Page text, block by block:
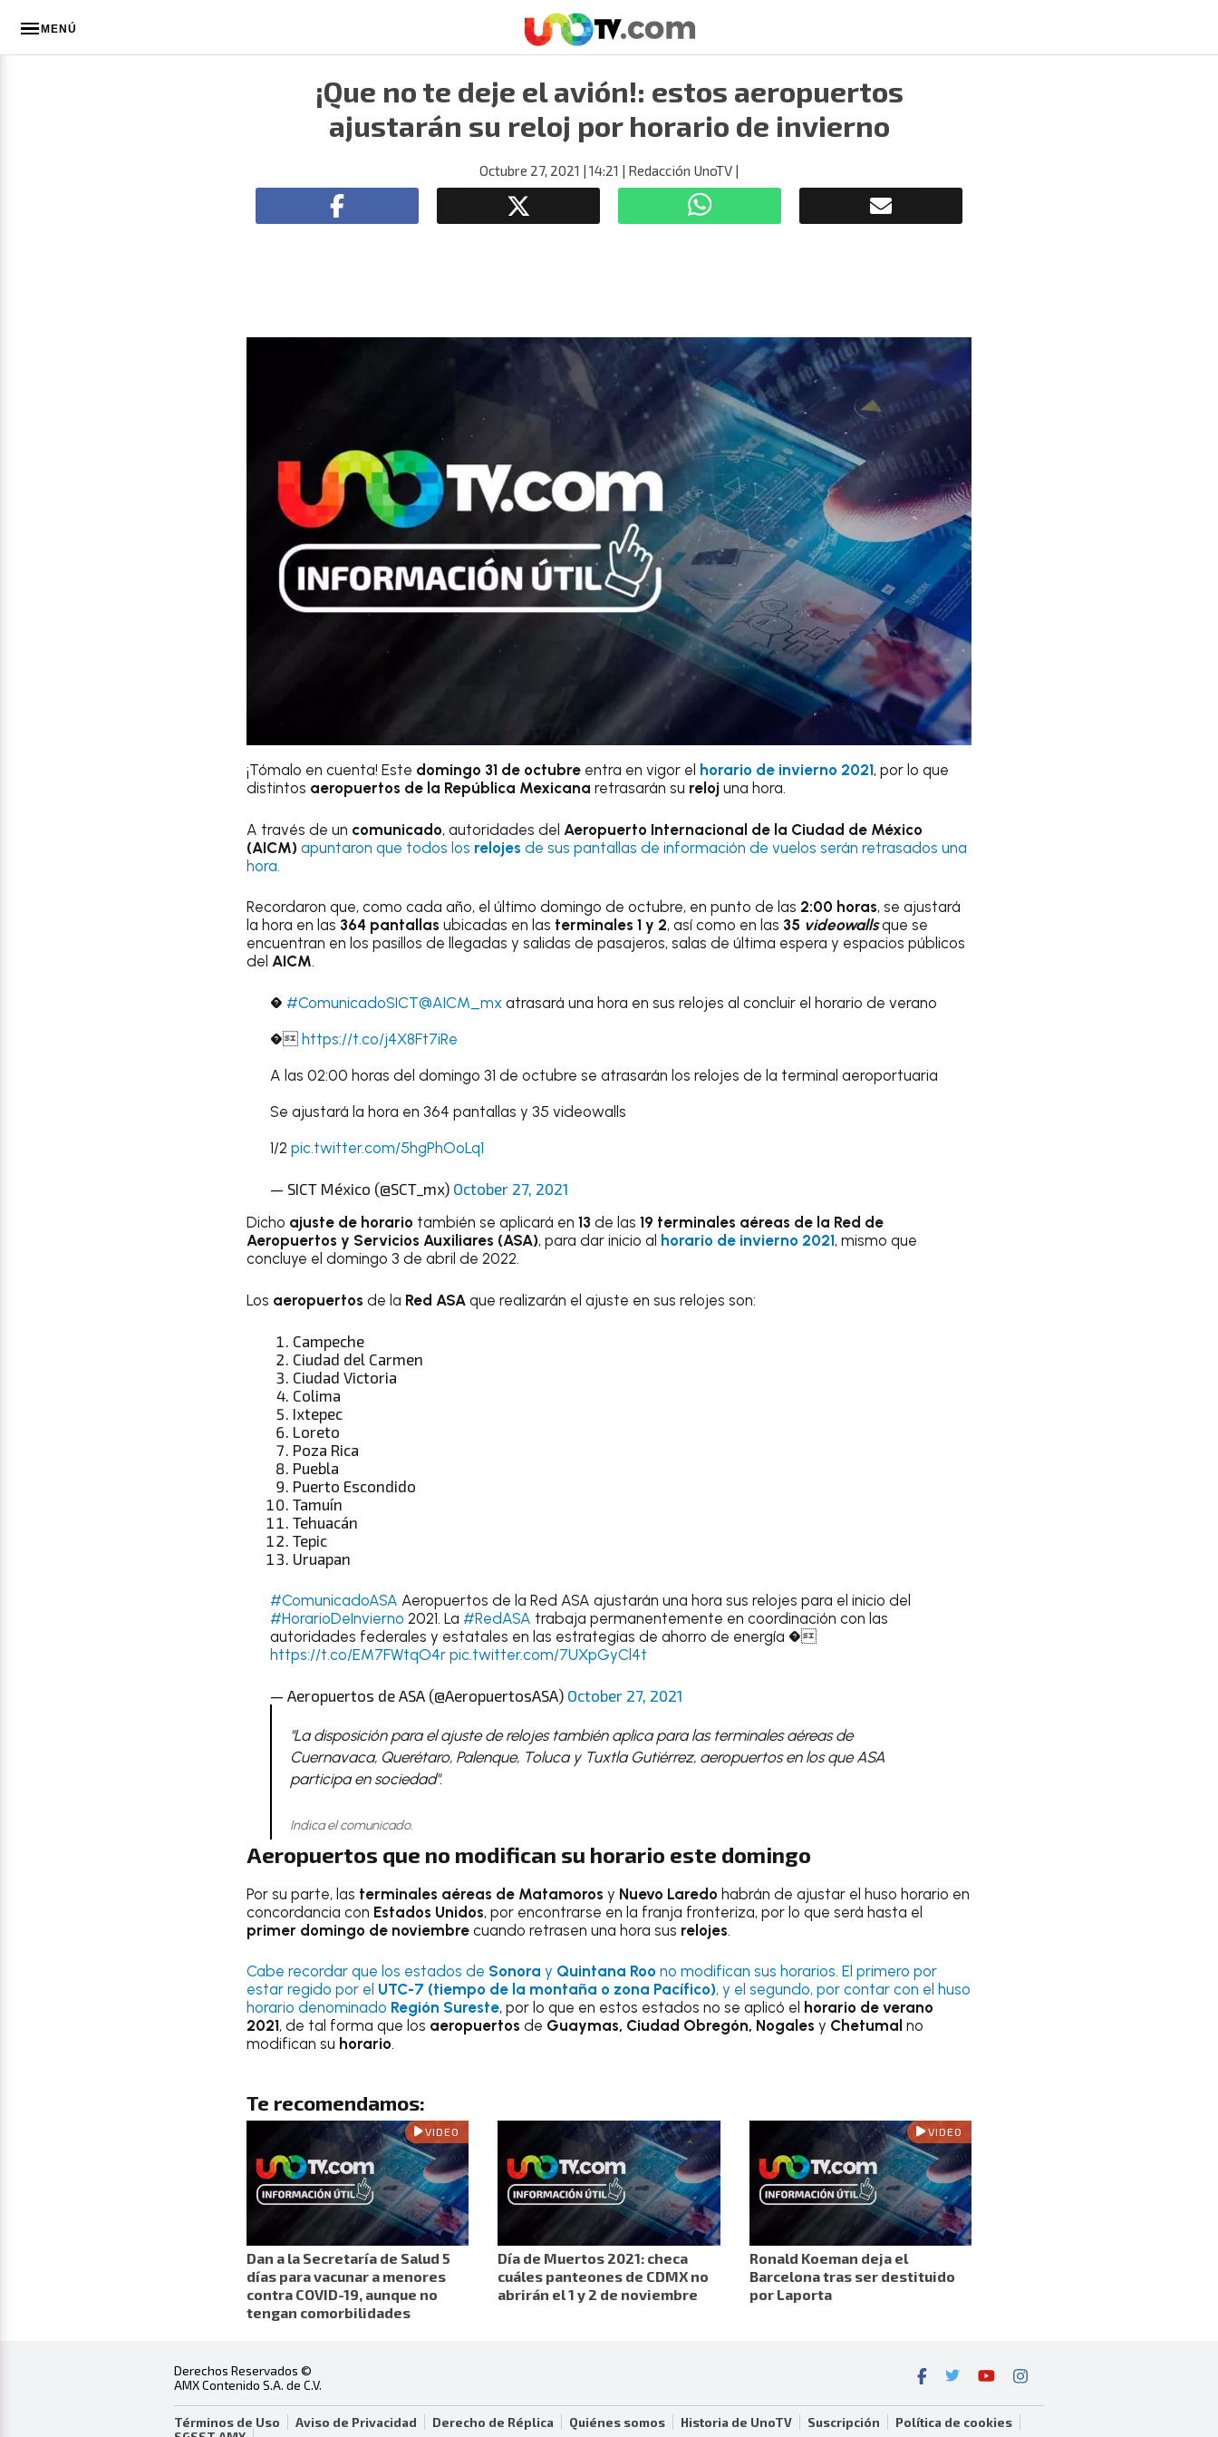
MENÚ
¡Que no te deje el avión!: estos aeropuertos
ajustarán su reloj por horario de invierno
Octubre 27, 2021 | 14:21 | Redacción UnoTV |
¡Tómalo en cuenta! Este domingo 31 de octubre entra en vigor el horario de invierno 2021, por lo que
distintos aeropuertos de la República Mexicana retrasarán su reloj una hora.
A través de un comunicado, autoridades del Aeropuerto Internacional de la Ciudad de México
(AICM) apuntaron que todos los relojes de sus pantallas de información de vuelos serán retrasados una
hora.
Recordaron que, como cada año, el último domingo de octubre, en punto de las 2:00 horas, se ajustará
la hora en las 364 pantallas ubicadas en las terminales 1 y 2, así como en las 35 videowalls que se
encuentran en los pasillos de llegadas y salidas de pasajeros, salas de última espera y espacios públicos
del AICM.
� #ComunicadoSICT@AICM_mx atrasará una hora en sus relojes al concluir el horario de verano
� https://t.co/j4X8Ft7iRe
A las 02:00 horas del domingo 31 de octubre se atrasarán los relojes de la terminal aeroportuaria
Se ajustará la hora en 364 pantallas y 35 videowalls
1/2 pic.twitter.com/5hgPhOoLq1
— SICT México (@SCT_mx) October 27, 2021
Dicho ajuste de horario también se aplicará en 13 de las 19 terminales aéreas de la Red de
Aeropuertos y Servicios Auxiliares (ASA), para dar inicio al horario de invierno 2021, mismo que
concluye el domingo 3 de abril de 2022.
Los aeropuertos de la Red ASA que realizarán el ajuste en sus relojes son:
Campeche
Ciudad del Carmen
Ciudad Victoria
Colima
Ixtepec
Loreto
Poza Rica
Puebla
Puerto Escondido
Tamuín
Tehuacán
Tepic
Uruapan
#ComunicadoASA Aeropuertos de la Red ASA ajustarán una hora sus relojes para el inicio del
#HorarioDeInvierno 2021. La #RedASA trabaja permanentemente en coordinación con las
autoridades federales y estatales en las estrategias de ahorro de energía �
https://t.co/EM7FWtqO4r pic.twitter.com/7UXpGyCl4t
— Aeropuertos de ASA (@AeropuertosASA) October 27, 2021
"La disposición para el ajuste de relojes también aplica para las terminales aéreas de
Cuernavaca, Querétaro, Palenque, Toluca y Tuxtla Gutiérrez, aeropuertos en los que ASA
participa en sociedad".
Indica el comunicado.
Aeropuertos que no modifican su horario este domingo
Por su parte, las terminales aéreas de Matamoros y Nuevo Laredo habrán de ajustar el huso horario en
concordancia con Estados Unidos, por encontrarse en la franja fronteriza, por lo que será hasta el
primer domingo de noviembre cuando retrasen una hora sus relojes.
Cabe recordar que los estados de Sonora y Quintana Roo no modifican sus horarios. El primero por
estar regido por el UTC-7 (tiempo de la montaña o zona Pacífico), y el segundo, por contar con el huso
horario denominado Región Sureste, por lo que en estos estados no se aplicó el horario de verano
2021, de tal forma que los aeropuertos de Guaymas, Ciudad Obregón, Nogales y Chetumal no
modifican su horario.
Te recomendamos:
VIDEO
Dan a la Secretaría de Salud 5
días para vacunar a menores
contra COVID-19, aunque no
tengan comorbilidades
Día de Muertos 2021: checa
cuáles panteones de CDMX no
abrirán el 1 y 2 de noviembre
VIDEO
Ronald Koeman deja el
Barcelona tras ser destituido
por Laporta
Derechos Reservados ©
AMX Contenido S.A. de C.V.
Términos de Uso Aviso de Privacidad Derecho de Réplica Quiénes somos Historia de UnoTV Suscripción
Política de cookies